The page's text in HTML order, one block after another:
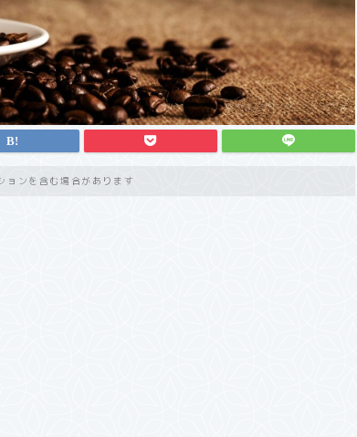
ョンを含む場合があります